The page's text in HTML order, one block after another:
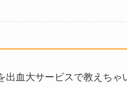
出血大サービスで教えちゃ